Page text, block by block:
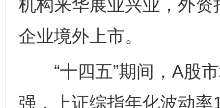
机构来华展业兴业，外
企业境外上市。
“十四五”期间，A股市
强，上证综指年化波动率